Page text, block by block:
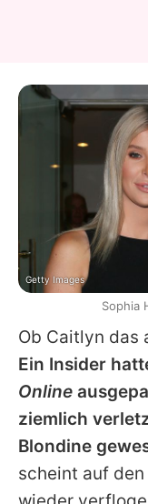
Ob Caitlyn das
Ein Insider
Online
ziemlich
Blondine
scheint auf
Getty Images
Sophia